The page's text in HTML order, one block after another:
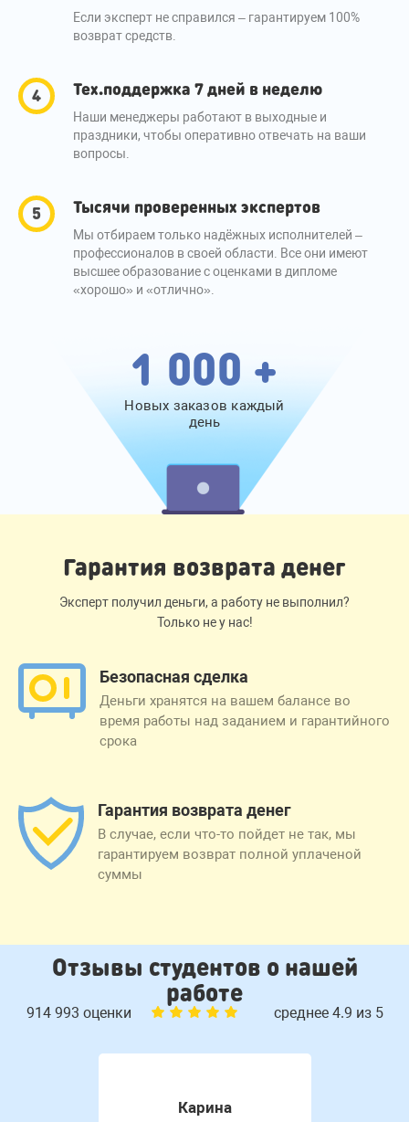
Если эксперт не справился – гарантируем 100%
возврат средств.
Тех.поддержка 7 дней в неделю
Наши менеджеры работают в выходные и
праздники, чтобы оперативно отвечать на ваши
вопросы.
Тысячи проверенных экспертов
Мы отбираем только надёжных исполнителей –
профессионалов в своей области. Все они имеют
высшее образование с оценками в дипломе
«хорошо» и «отлично».
1 000 +
Новых заказов каждый
день
Гарантия возврата денег
Эксперт получил деньги, а работу не выполнил?
Только не у нас!
Безопасная сделка
Деньги хранятся на вашем балансе во
время работы над заданием и гарантийного
срока
Гарантия возврата денег
В случае, если что-то пойдет не так, мы
гарантируем возврат полной уплаченой
суммы
Отзывы студентов о нашей
работе
914 993 оценки среднее 4.9 из 5
Карина